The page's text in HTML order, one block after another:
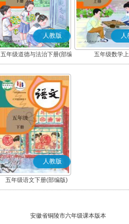
人教版
五年级道德与法治下册(部编
版)
人
五年级数学
人教版
五年级语文下册(部编版)
安徽省铜陵市六年级课本版本